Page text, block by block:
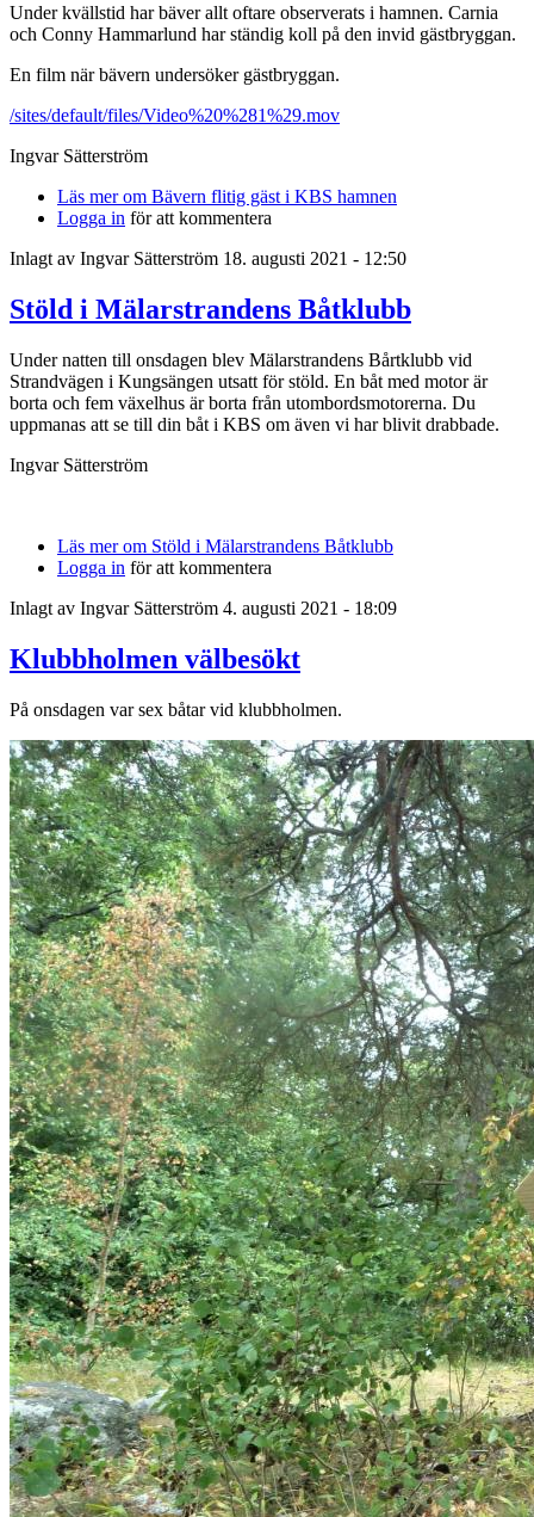
Under kvällstid har bäver allt oftare observerats i hamnen. Carnia
och Conny Hammarlund har ständig koll på den invid gästbryggan.
En film när bävern undersöker gästbryggan.
/sites/default/files/Video%20%281%29.mov
Ingvar Sätterström
Läs merom Bävern flitig gäst i KBS hamnen
Logga in för att kommentera
Inlagt av Ingvar Sätterström 18. augusti 2021 - 12:50
Stöld i Mälarstrandens Båtklubb
Under natten till onsdagen blev Mälarstrandens Bårtklubb vid
Strandvägen i Kungsängen utsatt för stöld. En båt med motor är
borta och fem växelhus är borta från utombordsmotorerna. Du
uppmanas att se till din båt i KBS om även vi har blivit drabbade.
Ingvar Sätterström
Läs merom Stöld i Mälarstrandens Båtklubb
Logga in för att kommentera
Inlagt av Ingvar Sätterström 4. augusti 2021 - 18:09
Klubbholmen välbesökt
På onsdagen var sex båtar vid klubbholmen.